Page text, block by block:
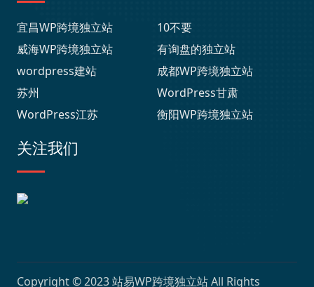
宜昌WP跨境独立站
10不要
威海WP跨境独立站
有询盘的独立站
wordpress建站
成都WP跨境独立站
苏州
WordPress甘肃
WordPress江苏
衡阳WP跨境独立站
关注我们
Copyright © 2023站易WP跨境独立站All Rights